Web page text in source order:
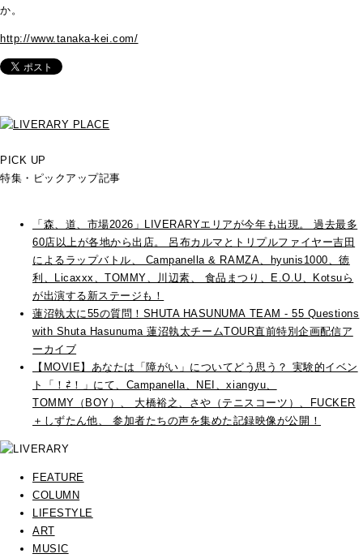
か。
http://www.tanaka-kei.com/
PICK UP
特集・ピックアップ記事
「森、道、市場2026」LIVERARYエリアが今年も出現。 過去最多
60店以上が各地から出店。 呂布カルマとトリプルファイヤー吉田
によるラップバトル、 Campanella & RAMZA、hyunis1000、徳
利、Licaxxx、TOMMY、川辺素、 食品まつり、E.O.U、Kotsuら
が出演する新ステージも！
蓮沼執太に55の質問！SHUTA HASUNUMA TEAM - 55 Questions
with Shuta Hasunuma 蓮沼執太チームTOUR直前特別企画配信ア
ーカイブ
【MOVIE】あなたは「障がい」についてどう思う？ 実験的イベン
ト「！⇄！」にて、Campanella、NEI、xiangyu、
TOMMY（BOY）、 大橋裕之、さや（テニスコーツ）、FUCKER
＋しずたん他、 参加者たちの声を集めた記録映像が公開！
FEATURE
COLUMN
LIFESTYLE
ART
MUSIC